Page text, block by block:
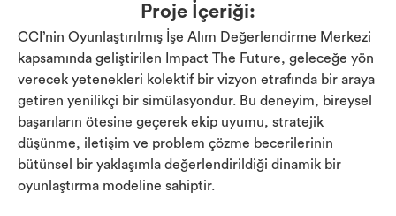
Proje İçeriği:
CCI’nin Oyunlaştırılmış İşe Alım Değerlendirme Merkezi
kapsamında geliştirilen Impact The Future, geleceğe yön
verecek yetenekleri kolektif bir vizyon etrafında bir araya
getiren yenilikçi bir simülasyondur. Bu deneyim, bireysel
başarıların ötesine geçerek ekip uyumu, stratejik
düşünme, iletişim ve problem çözme becerilerinin
bütünsel bir yaklaşımla değerlendirildiği dinamik bir
oyunlaştırma modeline sahiptir.